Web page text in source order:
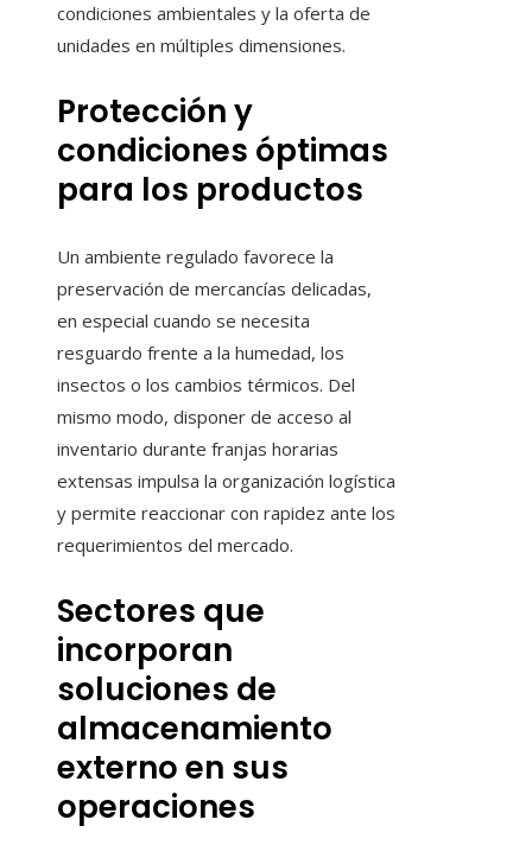
condiciones ambientales y la oferta de
unidades en múltiples dimensiones.
Protección y
condiciones óptimas
para los productos
Un ambiente regulado favorece la
preservación de mercancías delicadas,
en especial cuando se necesita
resguardo frente a la humedad, los
insectos o los cambios térmicos. Del
mismo modo, disponer de acceso al
inventario durante franjas horarias
extensas impulsa la organización logística
y permite reaccionar con rapidez ante los
requerimientos del mercado.
Sectores que
incorporan
soluciones de
almacenamiento
externo en sus
operaciones